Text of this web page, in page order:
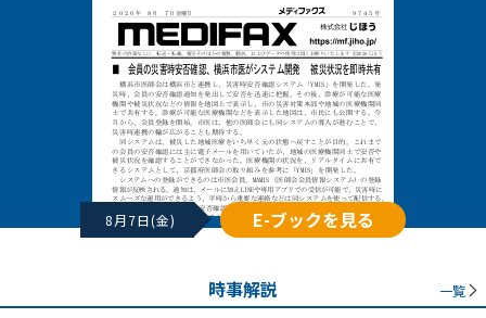
8月7日(金) E-ブックを見る
時事解説 一覧